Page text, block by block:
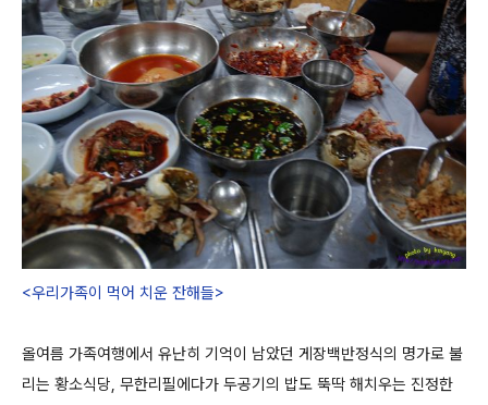
<우리가족이 먹어 치운 잔해들>
올여름 가족여행에서 유난히 기억이 남았던 게장백반정식의 명가로 불
리는 황소식당, 무한리필에다가 두공기의 밥도 뚝딱 해치우는 진정한